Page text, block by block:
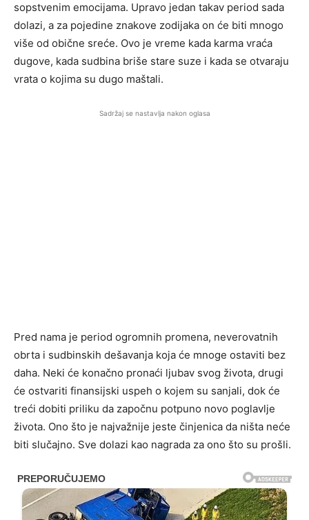
sopstvenim emocijama. Upravo jedan takav period sada
dolazi, a za pojedine znakove zodijaka on će biti mnogo
više od obične sreće. Ovo je vreme kada karma vraća
dugove, kada sudbina briše stare suze i kada se otvaraju
vrata o kojima su dugo maštali.
Sadržaj se nastavlja nakon oglasa
Pred nama je period ogromnih promena, neverovatnih
obrta i sudbinskih dešavanja koja će mnoge ostaviti bez
daha. Neki će konačno pronaći ljubav svog života, drugi
će ostvariti finansijski uspeh o kojem su sanjali, dok će
treći dobiti priliku da započnu potpuno novo poglavlje
života. Ono što je najvažnije jeste činjenica da ništa neće
biti slučajno. Sve dolazi kao nagrada za ono što su prošli.